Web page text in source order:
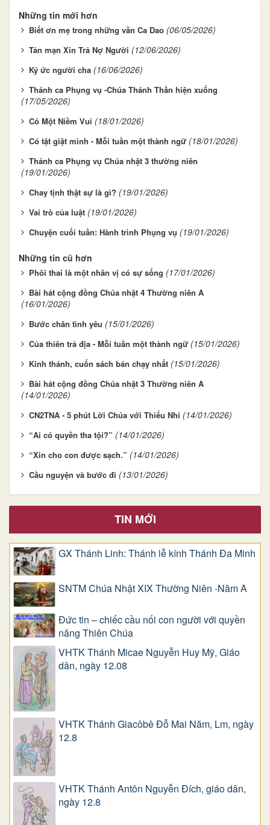
Những tin mới hơn
Biết ơn mẹ trong những vần Ca Dao (06/05/2026)
Tản mạn Xin Trả Nợ Người (12/06/2026)
Ký ức người cha (16/06/2026)
Thánh ca Phụng vụ -Chúa Thánh Thần hiện xuống
(17/05/2026)
Có Một Niềm Vui (18/01/2026)
Có tật giật mình - Mỗi tuần một thành ngữ (18/01/2026)
Thánh ca Phụng vụ Chúa nhật 3 thường niên
(19/01/2026)
Chay tịnh thật sự là gì? (19/01/2026)
Vai trò của luật (19/01/2026)
Chuyện cuối tuần: Hành trình Phụng vụ (19/01/2026)
Những tin cũ hơn
Phôi thai là một nhân vị có sự sống (17/01/2026)
Bài hát cộng đồng Chúa nhật 4 Thường niên A
(16/01/2026)
Bước chân tình yêu (15/01/2026)
Của thiên trả địa - Mỗi tuần một thành ngữ (15/01/2026)
Kinh thánh, cuốn sách bán chạy nhất (15/01/2026)
Bài hát cộng đồng Chúa nhật 3 Thường niên A
(14/01/2026)
CN2TNA - 5 phút Lời Chúa với Thiếu Nhi (14/01/2026)
“Ai có quyền tha tội?” (14/01/2026)
“Xin cho con được sạch.” (14/01/2026)
Cầu nguyện và bước đi (13/01/2026)
TIN MỚI
GX Thánh Linh: Thánh lễ kính Thánh Đa Minh
SNTM Chúa Nhật XIX Thường Niên -Năm A
Đức tin – chiếc cầu nối con người với quyền
năng Thiên Chúa
VHTK Thánh Micae Nguyễn Huy Mỹ, Giáo
dân, ngày 12.08
VHTK Thánh Giacôbê Ðỗ Mai Năm, Lm, ngày
12.8
VHTK Thánh Antôn Nguyễn Ðích, giáo dân,
ngày 12.8